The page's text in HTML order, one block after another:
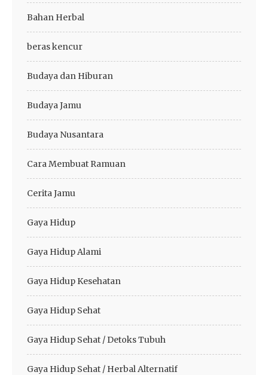
Bahan Herbal
beras kencur
Budaya dan Hiburan
Budaya Jamu
Budaya Nusantara
Cara Membuat Ramuan
Cerita Jamu
Gaya Hidup
Gaya Hidup Alami
Gaya Hidup Kesehatan
Gaya Hidup Sehat
Gaya Hidup Sehat / Detoks Tubuh
Gaya Hidup Sehat / Herbal Alternatif